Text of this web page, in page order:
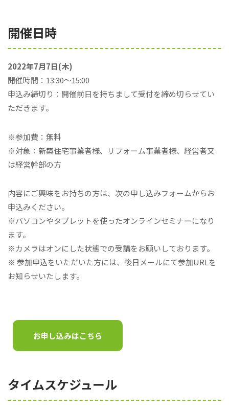
開催日時
2022年7月7日(木)
開催時間：13:30～15:00
申込み締切り：開催前日を持ちまして受付を締め切らせてい
ただきます。
※参加費：無料
※対象：新築住宅事業者様、リフォーム事業者様、経営者又
は経営幹部の方
内容にご興味をお持ちの方は、次の申し込みフォームからお
申込みください。
※パソコンやタブレットを使ったオンラインセミナーになり
ます。
※カメラはオンにした状態での受講をお願いしております。
※ 参加申込をいただいた方には、後日メールにて参加URLを
お知らせいたします。
お申し込みはこちら
タイムスケジュール